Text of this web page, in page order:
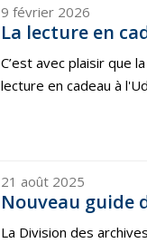
9 février 2026
La lecture en
C’est avec plaisir que
lecture en cadeau à
21 août 2025
Nouveau guide
La Division des